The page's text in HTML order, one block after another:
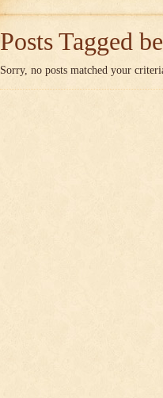
Posts Tagged
Sorry, no posts matched your